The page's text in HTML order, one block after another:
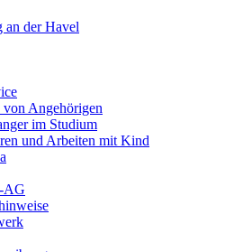
an der Havel
von Angehörigen
im Studium
und Arbeiten mit Kind
AG